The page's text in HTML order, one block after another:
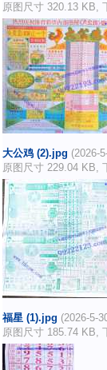
原图尺寸 320.13 KB,
大公鸡 (2).jpg (2026-
原图尺寸 229.04 KB,
福星 (1).jpg (2026-5-
原图尺寸 185.74 KB,